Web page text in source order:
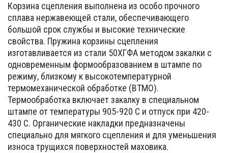
Корзина сцепления выполнена из особо прочного
сплава нержавеющей стали, обеспечивающего
большой срок службы и высокие технические
свойства. Пружина корзины сцепления
изготавливается из стали 50ХГФА методом закалки с
одновременным формообразованием в штампе по
режиму, близкому к высокотемпературной
термомеханической обработке (ВТМО).
Термообработка включает закалку в специальном
штампе от температуры 905-920 С и отпуск при 420-
430 С. Органические накладки предназначены
специально для мягкого сцепления и для уменьшения
износа трущихся поверхностей маховика.